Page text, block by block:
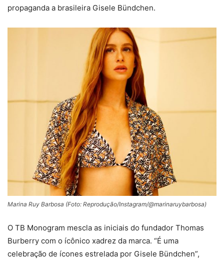
propaganda a brasileira Gisele Bündchen.
Marina Ruy Barbosa (Foto: Reprodução/Instagram/@marinaruybarbosa)
O TB Monogram mescla as iniciais do fundador Thomas
Burberry com o ícônico xadrez da marca. “É uma
celebração de ícones estrelada por Gisele Bündchen”,